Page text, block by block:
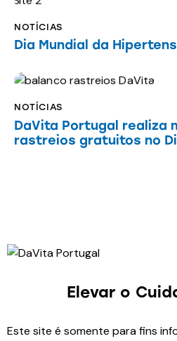
NOTÍCIAS
Dia Mundial da
NOTÍCIAS
DaVita Portugal realiza
rastreios gratuitos no
Elevar o
Este site é somente para fins